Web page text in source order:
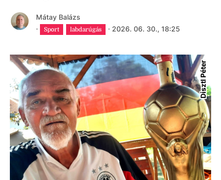
Mátay Balázs
·
Sport labdarúgás · 2026. 06. 30., 18:25
Disztl Péter